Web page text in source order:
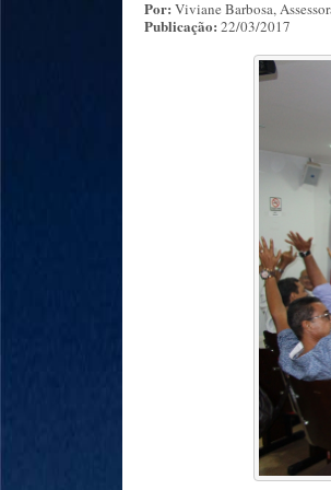
Por: Viviane Barbosa,
Publicação: 22/03/2017